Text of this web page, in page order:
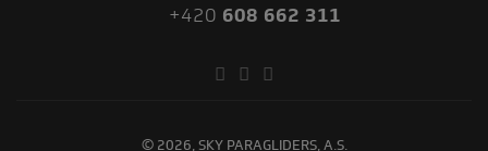
+420 608 662 311
© 2026, SKY PARAGLIDERS, A.S.